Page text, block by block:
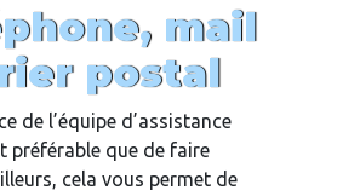
mail
postal
de l’équipe d’assistance
préférable que de faire
cela vous permet de